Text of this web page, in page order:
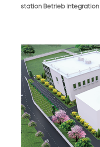
station Betrieb integration